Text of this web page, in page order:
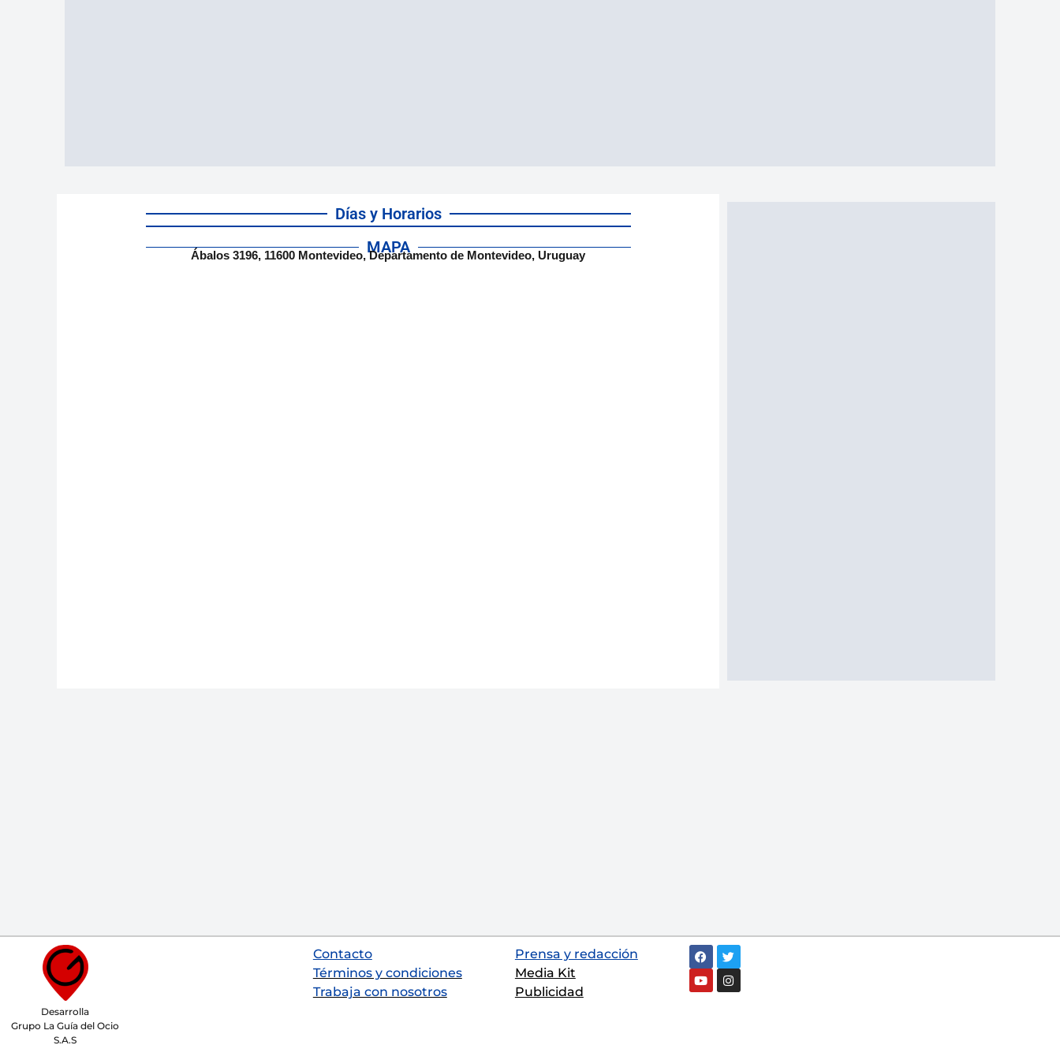
Días y Horarios
MAPA
Ábalos 3196, 11600 Montevideo, Departamento de Montevideo, Uruguay
Desarrolla
Grupo La Guía del Ocio
S.A.S
Contacto
Términos y condiciones
Trabaja con nosotros
Prensa y redacción
Media Kit
Publicidad